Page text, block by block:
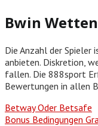
Bwin
Die Anzahl der
anbieten. Diskretion,
fallen. Die 888sport
Bewertungen in allen
Betway Oder Betsafe
Bonus Bedingungen